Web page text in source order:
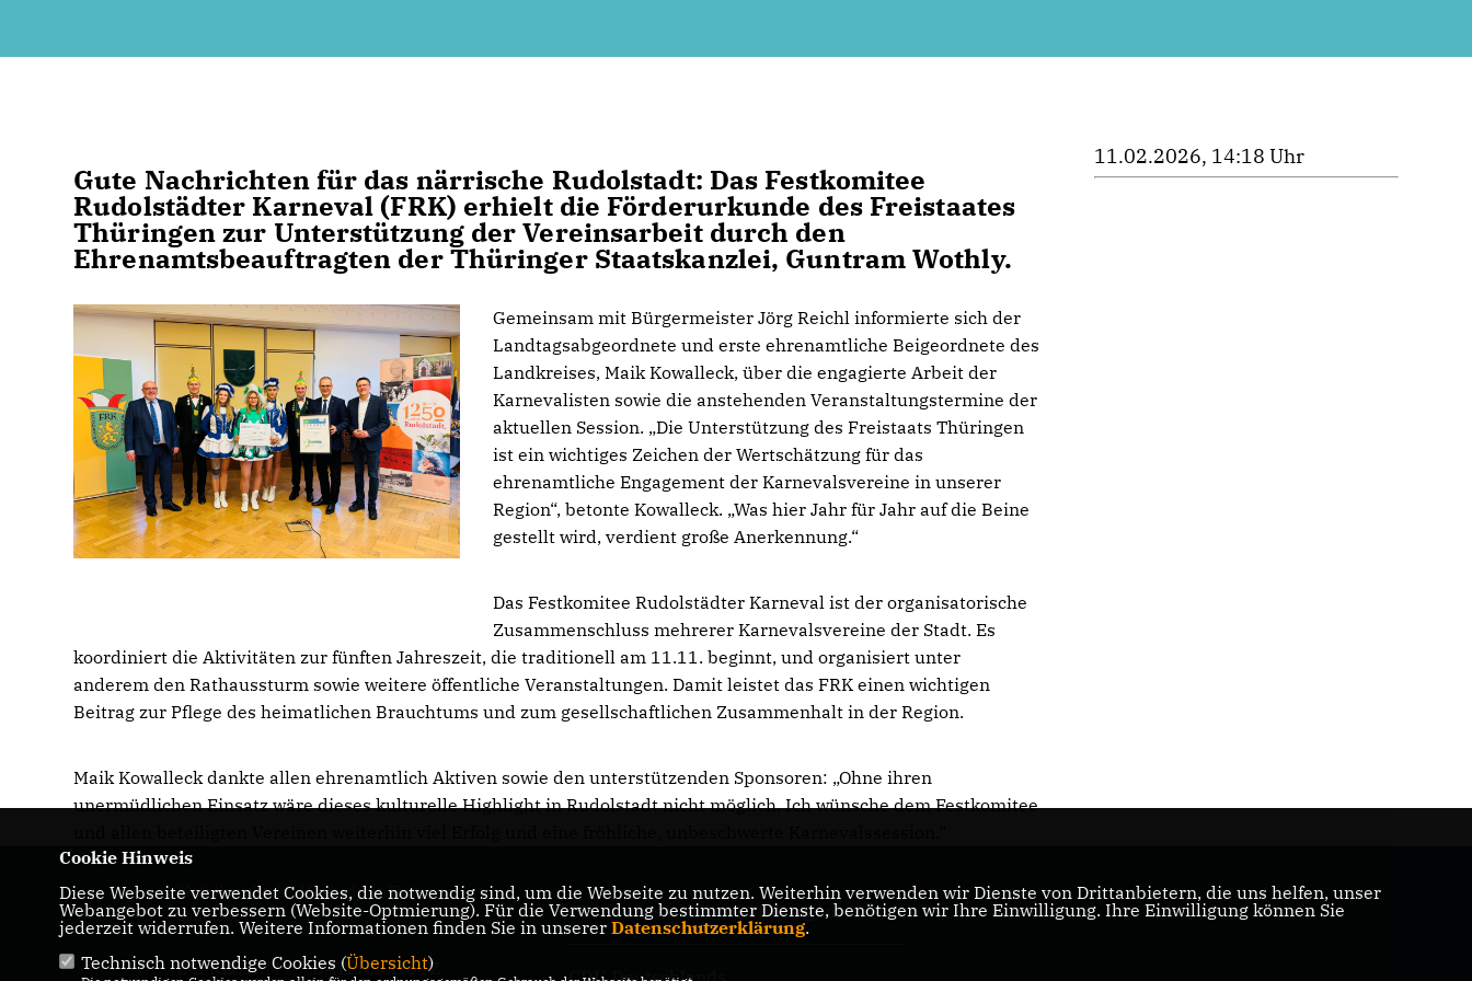
Gute Nachrichten für das närrische Rudolstadt: Das Festkomitee
Rudolstädter Karneval (FRK) erhielt die Förderurkunde des Freistaates
Thüringen zur Unterstützung der Vereinsarbeit durch den
Ehrenamtsbeauftragten der Thüringer Staatskanzlei, Guntram Wothly.
Gemeinsam mit Bürgermeister Jörg Reichl informierte sich der
Landtagsabgeordnete und erste ehrenamtliche Beigeordnete des
Landkreises, Maik Kowalleck, über die engagierte Arbeit der
Karnevalisten sowie die anstehenden Veranstaltungstermine der
aktuellen Session. „Die Unterstützung des Freistaats Thüringen
ist ein wichtiges Zeichen der Wertschätzung für das
ehrenamtliche Engagement der Karnevalsvereine in unserer
Region“, betonte Kowalleck. „Was hier Jahr für Jahr auf die Beine
gestellt wird, verdient große Anerkennung.“
Das Festkomitee Rudolstädter Karneval ist der organisatorische
Zusammenschluss mehrerer Karnevalsvereine der Stadt. Es
koordiniert die Aktivitäten zur fünften Jahreszeit, die traditionell am 11.11. beginnt, und organisiert unter
anderem den Rathaussturm sowie weitere öffentliche Veranstaltungen. Damit leistet das FRK einen wichtigen
Beitrag zur Pflege des heimatlichen Brauchtums und zum gesellschaftlichen Zusammenhalt in der Region.
Maik Kowalleck dankte allen ehrenamtlich Aktiven sowie den unterstützenden Sponsoren: „Ohne ihren
unermüdlichen Einsatz wäre dieses kulturelle Highlight in Rudolstadt nicht möglich. Ich wünsche dem Festkomitee
11.02.2026, 14:18 Uhr
Maik Kowalleck - Mitglied des Thüringer
Landtags
IMPRESSUM DATENSCHUTZ
CDU Landesverband Thüringen
CDU Deutschlands
Cookie Hinweis
Diese Webseite verwendet Cookies, die notwendig sind, um die Webseite zu nutzen. Weiterhin verwenden wir Dienste von Drittanbietern, die uns helfen, unser
Webangebot zu verbessern (Website-Optmierung). Für die Verwendung bestimmter Dienste, benötigen wir Ihre Einwilligung. Ihre Einwilligung können Sie
jederzeit widerrufen. Weitere Informationen finden Sie in unserer Datenschutzerklärung.
Technisch notwendige Cookies (Übersicht)